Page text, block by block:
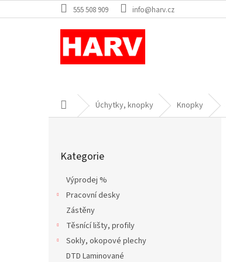
na
555 508 909 info@harv.cz
Domů Úchytky, knopky Knopky
kategorie
Kategorie
Výprodej %
Pracovní desky
Zástěny
Těsnící lišty, profily
Sokly, okopové plechy
DTD Laminované